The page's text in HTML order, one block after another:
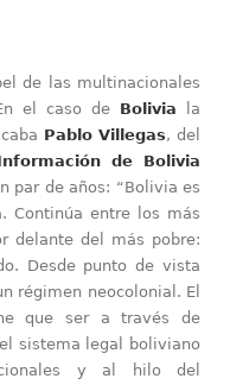
de las multinacionales
el caso de Bolivia la
Pablo Villegas, del
de Bolivia
par de años: “Bolivia es
Continúa entre los más
delante del más pobre:
Desde punto de vista
régimen neocolonial. El
que ser a través de
sistema legal boliviano
y al hilo del